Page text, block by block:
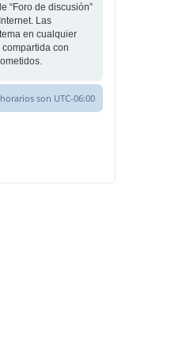
“Foro de discusión”
Las
en cualquier
con
son UTC-06:00